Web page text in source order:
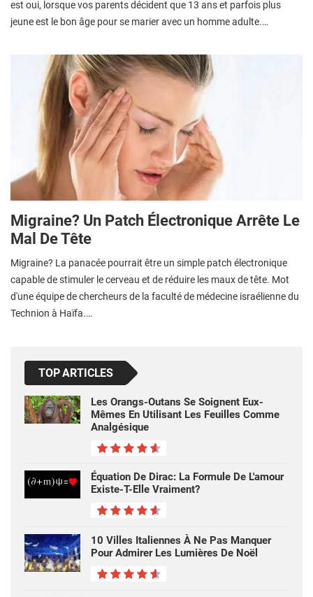
est oui, lorsque vos parents décident que 13 ans et parfois plus
jeune est le bon âge pour se marier avec un homme adulte.…
Migraine? Un Patch Électronique Arrête Le
Mal De Tête
Migraine? La panacée pourrait être un simple patch électronique
capable de stimuler le cerveau et de réduire les maux de tête. Mot
d'une équipe de chercheurs de la faculté de médecine israélienne du
Technion à Haïfa.…
TOP ARTICLES
Les Orangs-Outans Se Soignent Eux-
Mêmes En Utilisant Les Feuilles Comme
Analgésique
Équation De Dirac: La Formule De L'amour
Existe-T-Elle Vraiment?
10 Villes Italiennes À Ne Pas Manquer
Pour Admirer Les Lumières De Noël